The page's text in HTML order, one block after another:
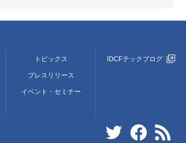
トピックス
プレスリリース
イベント・セミナー
IDCFテックブログ